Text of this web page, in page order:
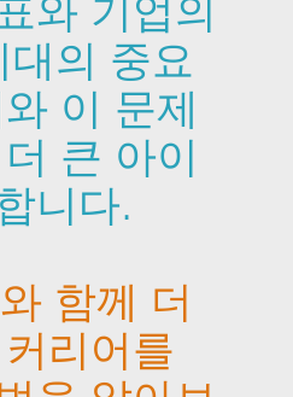
와 기업의
대의 중요
이 문제
큰 아이
니다.
함께 더
리어를